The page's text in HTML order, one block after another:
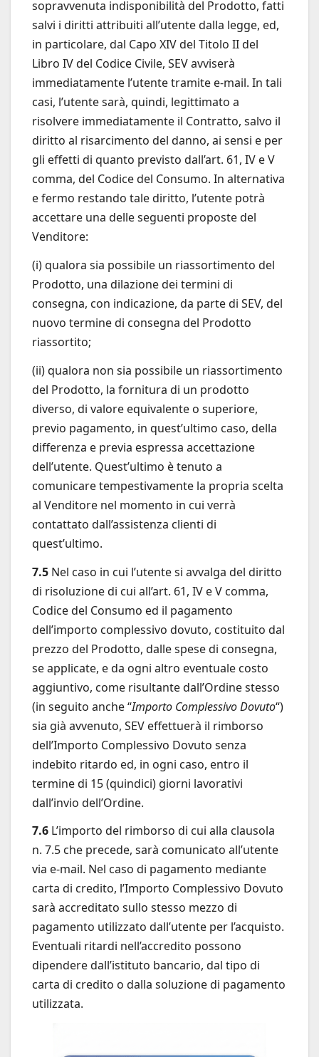
sopravvenuta indisponibilità del Prodotto, fatti
salvi i diritti attribuiti all’utente dalla legge, ed,
in particolare, dal Capo XIV del Titolo II del
Libro IV del Codice Civile, SEV avviserà
immediatamente l’utente tramite e-mail. In tali
casi, l’utente sarà, quindi, legittimato a
risolvere immediatamente il Contratto, salvo il
diritto al risarcimento del danno, ai sensi e per
gli effetti di quanto previsto dall’art. 61, IV e V
comma, del Codice del Consumo. In alternativa
e fermo restando tale diritto, l’utente potrà
accettare una delle seguenti proposte del
Venditore:
(i) qualora sia possibile un riassortimento del
Prodotto, una dilazione dei termini di
consegna, con indicazione, da parte di SEV, del
nuovo termine di consegna del Prodotto
riassortito;
(ii) qualora non sia possibile un riassortimento
del Prodotto, la fornitura di un prodotto
diverso, di valore equivalente o superiore,
previo pagamento, in quest’ultimo caso, della
differenza e previa espressa accettazione
dell’utente. Quest’ultimo è tenuto a
comunicare tempestivamente la propria scelta
al Venditore nel momento in cui verrà
contattato dall’assistenza clienti di
quest’ultimo.
7.5 Nel caso in cui l’utente si avvalga del diritto
di risoluzione di cui all’art. 61, IV e V comma,
Codice del Consumo ed il pagamento
dell’importo complessivo dovuto, costituito dal
prezzo del Prodotto, dalle spese di consegna,
se applicate, e da ogni altro eventuale costo
aggiuntivo, come risultante dall’Ordine stesso
(in seguito anche “Importo Complessivo Dovuto“)
sia già avvenuto, SEV effettuerà il rimborso
dell’Importo Complessivo Dovuto senza
indebito ritardo ed, in ogni caso, entro il
termine di 15 (quindici) giorni lavorativi
dall’invio dell’Ordine.
7.6 L’importo del rimborso di cui alla clausola
n. 7.5 che precede, sarà comunicato all’utente
via e-mail. Nel caso di pagamento mediante
carta di credito, l’Importo Complessivo Dovuto
sarà accreditato sullo stesso mezzo di
pagamento utilizzato dall’utente per l’acquisto.
Eventuali ritardi nell’accredito possono
dipendere dall’istituto bancario, dal tipo di
carta di credito o dalla soluzione di pagamento
utilizzata.